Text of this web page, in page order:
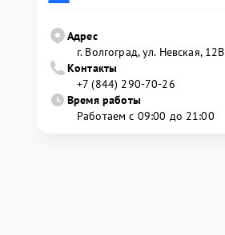
Адрес
г. Волгоград, ул. Невская, 12В
Контакты
+7 (844) 290-70-26
Время работы
Работаем с 09:00 до 21:00